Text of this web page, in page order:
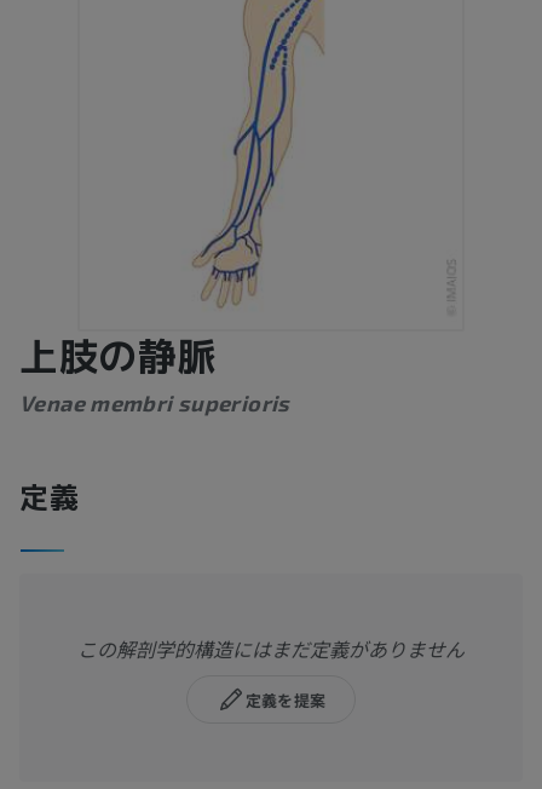
上肢の静脈
Venae membri superioris
定義
この解剖学的構造にはまだ定義がありません
定義を提案